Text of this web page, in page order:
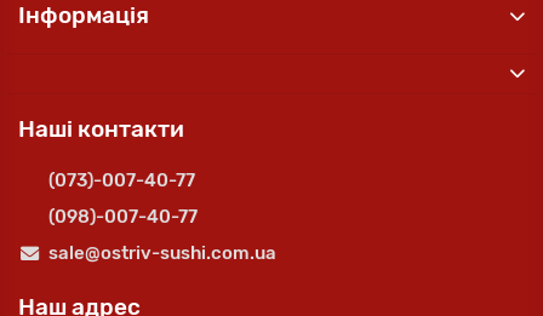
Інформація
Наші контакти
(073)-007-40-77
(098)-007-40-77
sale@ostriv-sushi.com.ua
Наш адрес